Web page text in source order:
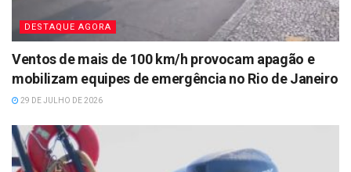
DESTAQUE AGORA
Ventos de mais de 100 km/h provocam apagão e
mobilizam equipes de emergência no Rio de Janeiro
29 DE JULHO DE 2026